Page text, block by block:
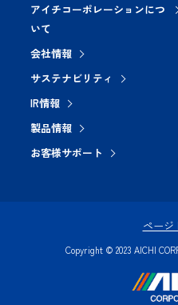
アイチコーポレーションにつ
いて
会社情報
サステナビリティ
IR情報
製品情報
お客様サポート
Copyright © 2023 AICHI
ページ